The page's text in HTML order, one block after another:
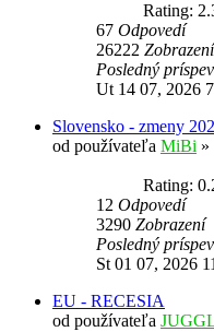
Rating:
67 Odpovedí
26222 Zobrazení
Posledný
Ut 14 07, 2026
Slovensko - zmeny
od používateľa MiBi »
Rating:
12 Odpovedí
3290 Zobrazení
Posledný
St 01 07, 2026
EU - RECESIA
od používateľa